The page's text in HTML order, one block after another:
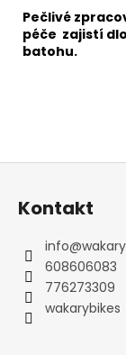
Pečlivé
péče zajistí
batohu.
Kontakt
info@
608606083
776273309
wakarybikes